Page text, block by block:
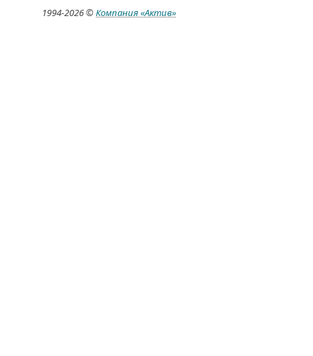
1994-2026 ©Компания«Актив»